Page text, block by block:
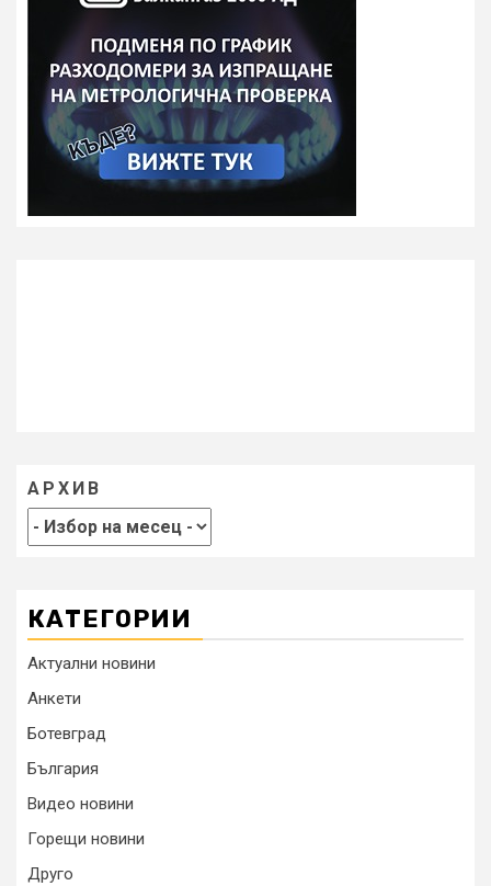
АРХИВ
КАТЕГОРИИ
Актуални новини
Анкети
Ботевград
България
Видео новини
Горещи новини
Друго